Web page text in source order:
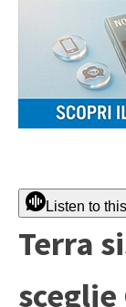
Listen to this
Terra